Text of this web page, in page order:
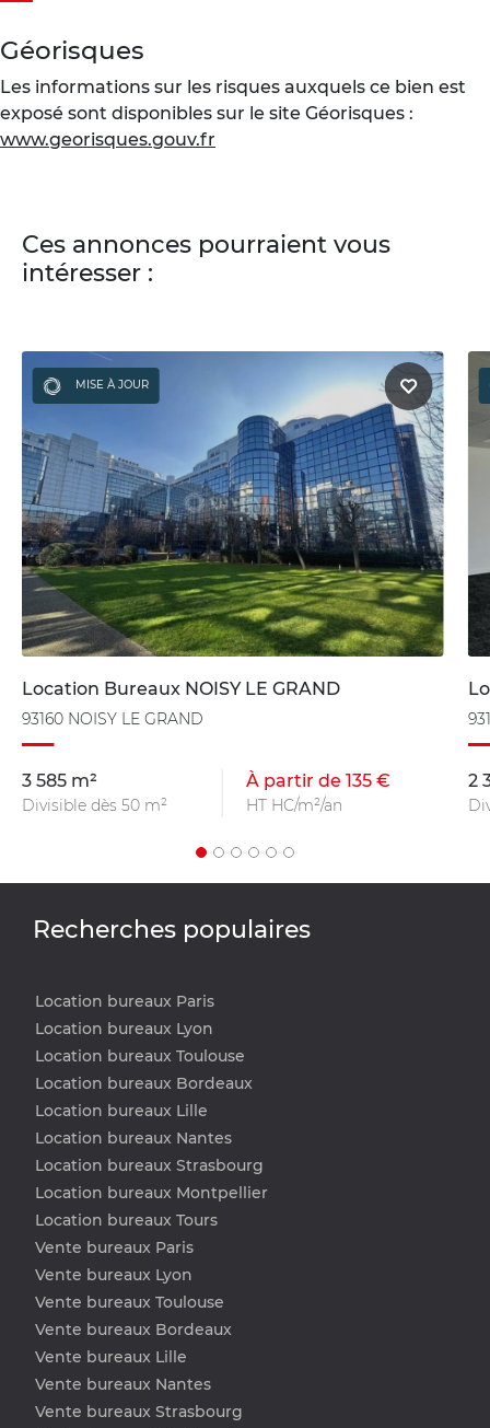
Géorisques
Les informations sur les risques auxquels ce bien est
exposé sont disponibles sur le site Géorisques :
www.georisques.gouv.fr
Ces annonces pourraient vous
intéresser :
MISE À JOUR
Location Bureaux NOISY LE GRAND
93160 NOISY LE GRAND
3 585 m²
Divisible dès 50 m²
À partir de 135 €
HT HC/m²/an
2
Recherches populaires
Location bureaux Paris
Location bureaux Lyon
Location bureaux Toulouse
Location bureaux Bordeaux
Location bureaux Lille
Location bureaux Nantes
Location bureaux Strasbourg
Location bureaux Montpellier
Location bureaux Tours
Vente bureaux Paris
Vente bureaux Lyon
Vente bureaux Toulouse
Vente bureaux Bordeaux
Vente bureaux Lille
Vente bureaux Nantes
Vente bureaux Strasbourg